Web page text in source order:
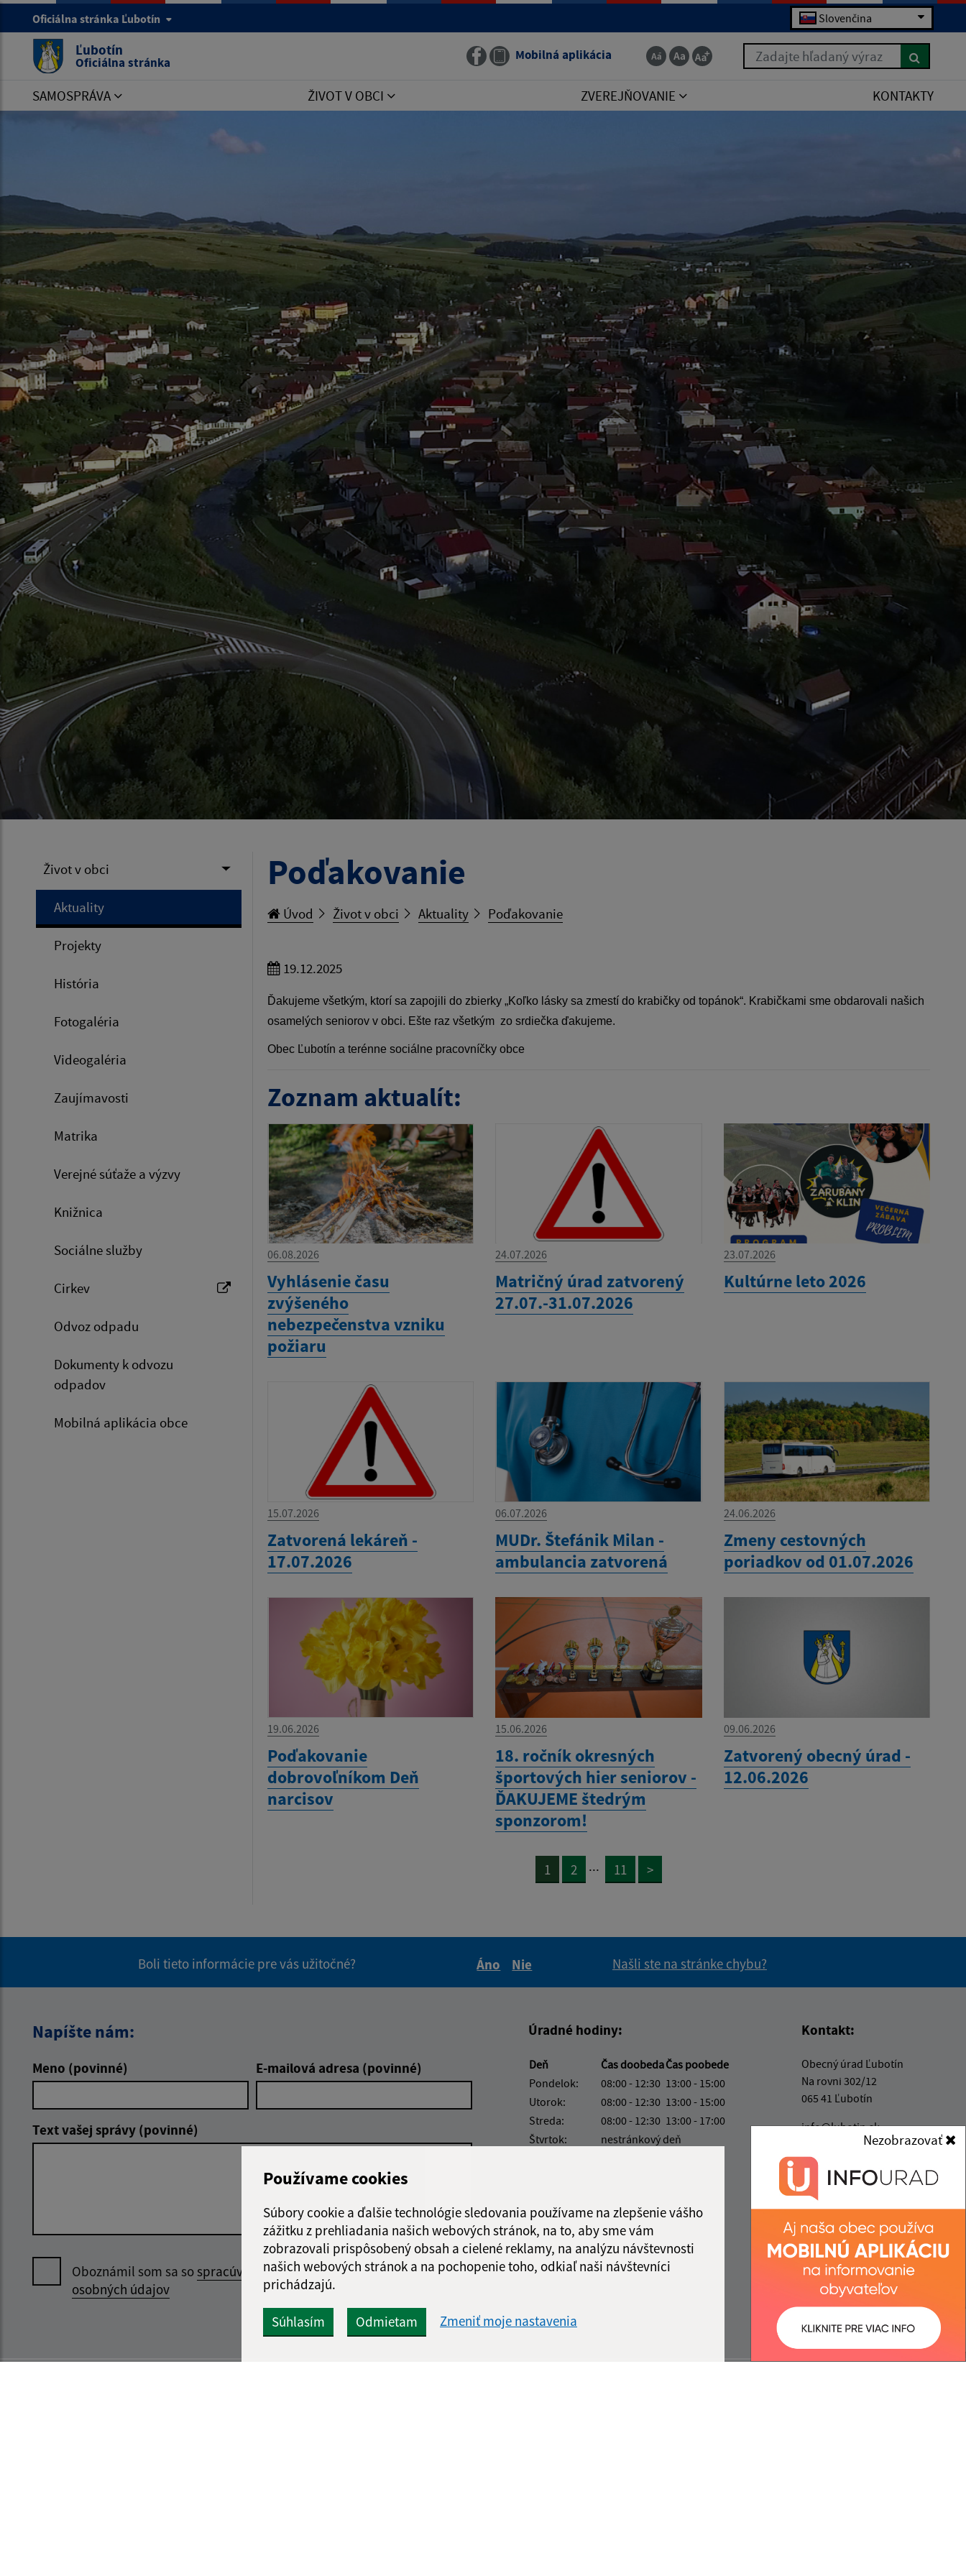
Používame cookies
Súbory cookie a ďalšie technológie sledovania používame na zlepšenie vášho
zážitku z prehliadania našich webových stránok, na to, aby sme vám
zobrazovali prispôsobený obsah a cielené reklamy, na analýzu návštevnosti
našich webových stránok a na pochopenie toho, odkiaľ naši návštevníci
prichádzajú.
Súhlasím Odmietam Zmeniť moje nastavenia
Nezobrazovať
Oficiálna stránka Ľubotín Slovenčina
Ľubotín
Oficiálna stránka Mobilná aplikácia Zadajte hľadaný výraz
SAMOSPRÁVA ŽIVOT V OBCI ZVEREJŇOVANIE KONTAKTY
Život v obci
Aktuality
Projekty
História
Fotogaléria
Videogaléria
Zaujímavosti
Matrika
Verejné súťaže a výzvy
Knižnica
Sociálne služby
Cirkev
Odvoz odpadu
Dokumenty k odvozu
odpadov
Mobilná aplikácia obce
Poďakovanie
Úvod Život v obci Aktuality Poďakovanie
19.12.2025
Ďakujeme všetkým, ktorí sa zapojili do zbierky „Koľko lásky sa zmestí do krabičky od topánok“. Krabičkami sme obdarovali našich
osamelých seniorov v obci. Ešte raz všetkým zo srdiečka ďakujeme.
Obec Ľubotín a terénne sociálne pracovníčky obce
Zoznam aktualít:
06.08.2026
Vyhlásenie času
zvýšeného
nebezpečenstva vzniku
požiaru
24.07.2026
Matričný úrad zatvorený
27.07.-31.07.2026
23.07.2026
Kultúrne leto 2026
15.07.2026
Zatvorená lekáreň -
17.07.2026
06.07.2026
MUDr. Štefánik Milan -
ambulancia zatvorená
24.06.2026
Zmeny cestovných
poriadkov od 01.07.2026
19.06.2026
Poďakovanie
dobrovoľníkom Deň
narcisov
15.06.2026
18. ročník okresných
športových hier seniorov -
ĎAKUJEME štedrým
sponzorom!
09.06.2026
Zatvorený obecný úrad -
12.06.2026
1 2 ... 11 >
Boli tieto informácie pre vás užitočné?
Áno
Nie
Našli ste na stránke chybu?
Napíšte nám:
Meno (povinné) E-mailová adresa (povinné)
Text vašej správy (povinné)
Oboznámil som sa sospracúvaním
osobných údajov
Google reCaptcha Response
Odoslať správu
Úradné hodiny:
Deň Čas doobedaČas poobede
Pondelok:
08:00 - 12:30 13:00 - 15:00
Utorok:
08:00 - 12:30 13:00 - 15:00
Streda:
08:00 - 12:30 13:00 - 17:00
Štvrtok:
nestránkový deň
Kontakt:
Obecný úrad Ľubotín
Na rovni 302/12
065 41 Ľubotín
info@lubotin.sk
+421 52 49 21 311
IČO: 00330035